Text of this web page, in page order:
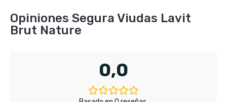
Opiniones Segura Viudas Lavit
Brut Nature
0,0